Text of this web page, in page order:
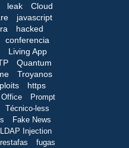
leak
Cloud
javascript
hacked
conferencia
Living App
Quantum
Troyanos
https
Office
Prompt
Técnico-less
Fake News
Injection
fugas